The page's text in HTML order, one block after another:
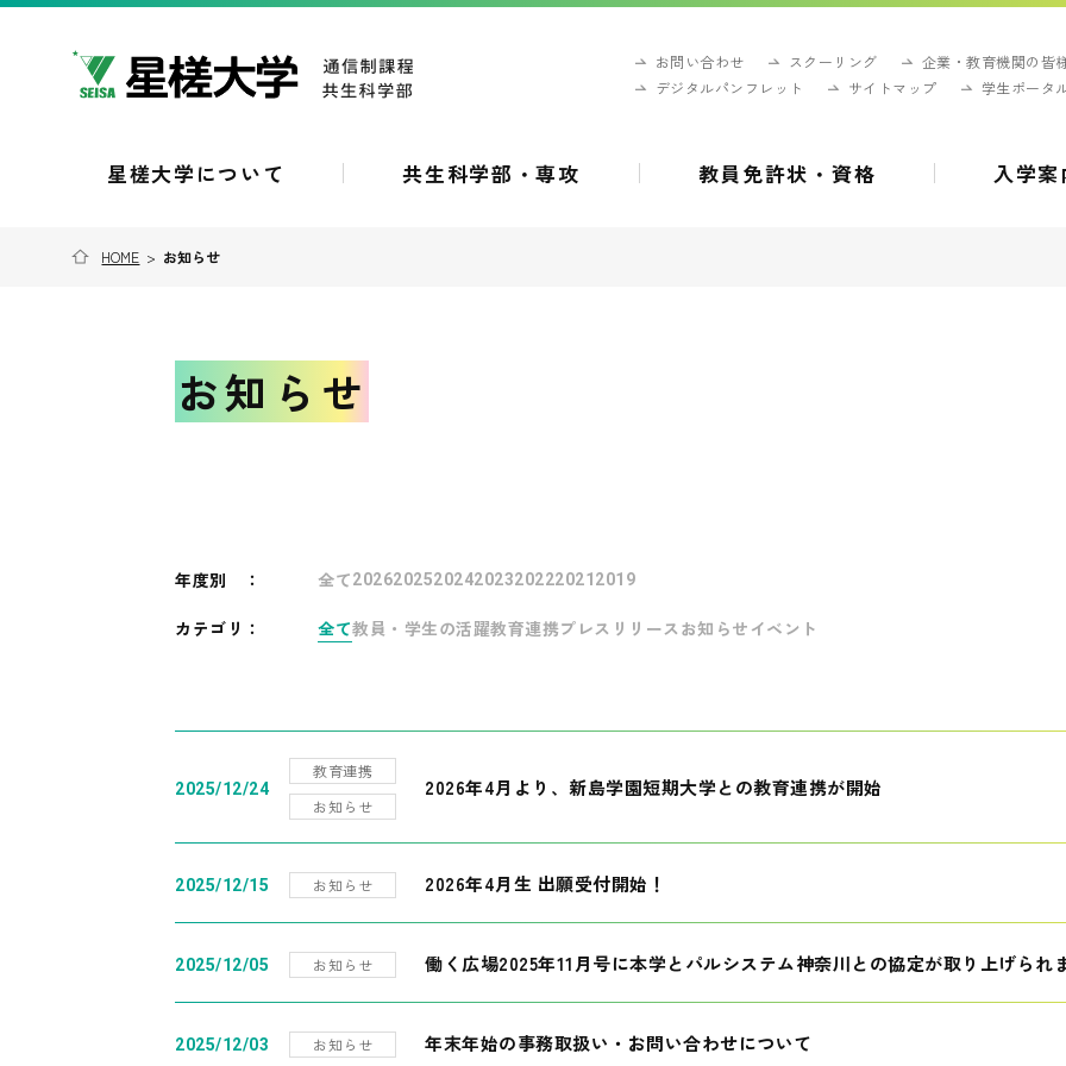
お問い合わせ スクーリング
企業・教育機関の皆
デジタルパンフレット
サイトマップ 学生ポータ
星槎大学について 共生科学部・専攻 教員免許状・資格 入学案
HOME > お知らせ
お知らせ
年度別 ： 全て202620252024202320222021 2019
カテゴリ： 全て教員・学生の活躍教育連携プレスリリース お知らせ イベント
2025/12/24
教育連携
お知らせ
2026年4月より、新島学園短期大学との教育連携が開始
2025/12/15 お知らせ 2026年4月生 出願受付開始！
2025/12/05 お知らせ 働く広場2025年11月号に本学とパルシステム神奈川との協定が取り上げられ
2025/12/03 お知らせ 年末年始の事務取扱い・お問い合わせについて